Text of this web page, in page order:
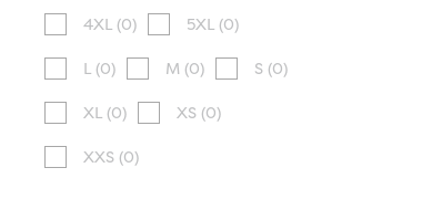
4XL (0) 5XL (0)
L (0) M (0) S (0)
XL (0) XS (0)
XXS (0)